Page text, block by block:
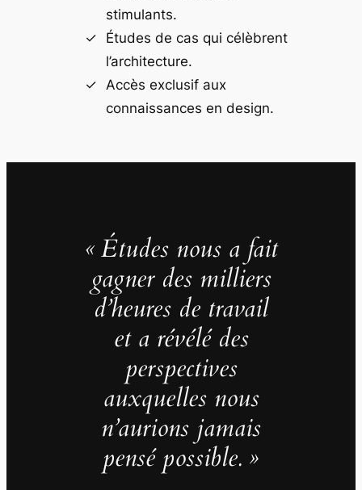
stimulants.
Études de cas qui célèbrent
l’architecture.
Accès exclusif aux
connaissances en design.
« Études nous a fait
gagner des milliers
d’heures de travail
et a révélé des
perspectives
auxquelles nous
n’aurions jamais
pensé possible. »